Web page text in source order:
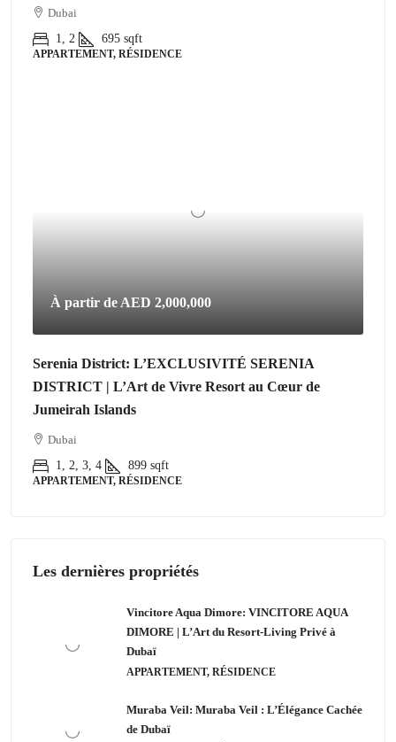
Dubai
1, 2
695 sqft
APPARTEMENT, RÉSIDENCE
À partir de AED 2,000,000
Serenia District: L’EXCLUSIVITÉ SERENIA
DISTRICT | L’Art de Vivre Resort au Cœur de
Jumeirah Islands
Dubai
1, 2, 3, 4
899 sqft
APPARTEMENT, RÉSIDENCE
Les dernières propriétés
Vincitore Aqua Dimore: VINCITORE AQUA
DIMORE | L’Art du Resort-Living Privé à
Dubaï
APPARTEMENT, RÉSIDENCE
Muraba Veil: Muraba Veil : L’Élégance Cachée
de Dubaï